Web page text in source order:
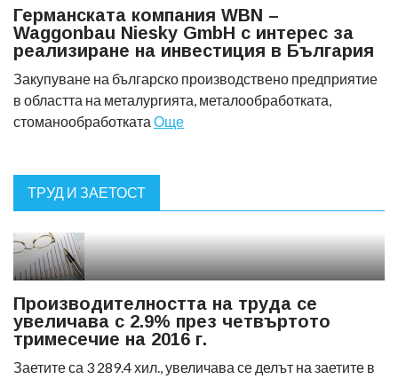
Германската компания WBN –
Waggonbau Niesky GmbH с интерес за
реализиране на инвестиция в България
Закупуване на българско производствено предприятие
в областта на металургията, металообработката,
стоманообработката Още
ТРУД И ЗАЕТОСТ
Производителността на труда се
увеличава с 2.9% през четвъртото
тримесечие на 2016 г.
Заетите са 3 289.4 хил., увеличава се делът на заетите в